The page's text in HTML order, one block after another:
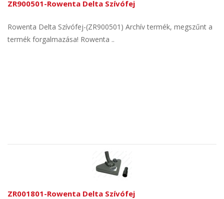
ZR900501-Rowenta Delta Szívófej
Rowenta Delta Szívófej-(ZR900501) Archív termék, megszűnt a
termék forgalmazása! Rowenta ..
ZR001801-Rowenta Delta Szívófej